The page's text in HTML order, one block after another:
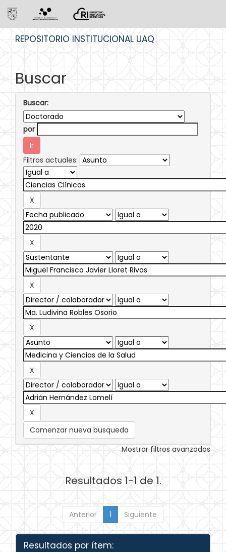
REPOSITORIO INSTITUCIONAL UAQ
Buscar
Buscar:
por
Filtros actuales:
Comenzar nueva busqueda
Mostrar filtros avanzados
Resultados 1-1 de 1.
Anterior 1 Siguiente
Resultados por ítem: